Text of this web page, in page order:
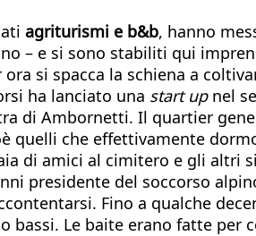
agriturismi e b&b, hanno
– e si sono stabiliti qui
si spacca la schiena a
ha lanciato una start upnel
di Ambornetti. Il quartier
che effettivamente
di amici al cimitero e gli altri
presidente del soccorso
Fino a qualche
Le baite erano fatte per